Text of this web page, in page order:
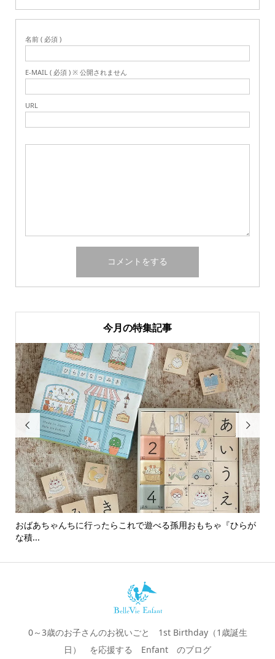
名前 ( 必須 )
E-MAIL ( 必須 ) ※ 公開されません
URL
今月の特集記事

おばあちゃんちに行ったらこれで遊べる孫用おもちゃ『ひらが
な積...

0～3歳のお子さんのお祝いごと 1st Birthday（1歳誕生
日） を応援する Enfant のブログ